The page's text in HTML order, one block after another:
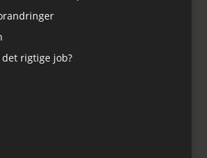
rigtige job?